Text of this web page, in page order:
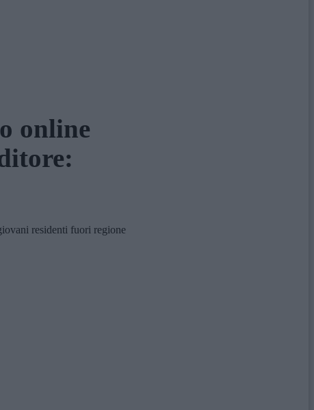
online
residenti fuori regione